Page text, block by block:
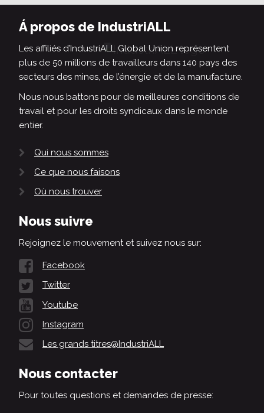
Á propos de IndustriALL
Les affiliés d’IndustriALL Global Union représentent
plus de 50 millions de travailleurs dans 140 pays des
secteurs des mines, de l’énergie et de la manufacture.
Nous nous battons pour de meilleures conditions de
travail et pour les droits syndicaux dans le monde
entier.
Qui nous sommes
Ce que nous faisons
Où nous trouver
Nous suivre
Rejoignez le mouvement et suivez nous sur:
Facebook
Twitter
Youtube
Instagram
Les grands titres@IndustriALL
Nous contacter
Pour toutes questions et demandes de presse: